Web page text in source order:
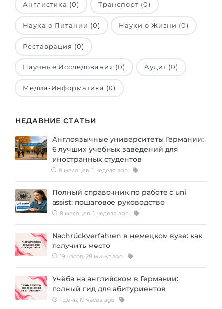
Англистика (0) Транспорт (0)
Наука о Питании (0) Науки о Жизни (0)
Реставрация (0)
Научные Исследования (0) Аудит (0)
Медиа-Информатика (0)
НЕДАВНИЕ СТАТЬИ
Англоязычные университеты Германии:
6 лучших учебных заведений для
иностранных студентов
8 месяцев, 1 неделя ago
Полный справочник по работе с uni
assist: пошаговое руководство
8 месяцев, 1 неделя ago
Nachrückverfahren в немецком вузе: как
получить место
19 часов, 28 минут ago
Учёба на английском в Германии:
полный гид для абитуриентов
1 день, 19 часов ago